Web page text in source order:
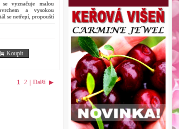
vyznačuje malou
a vysokou
se netřepí, propouští
Koupit
1 2 | Další ▶